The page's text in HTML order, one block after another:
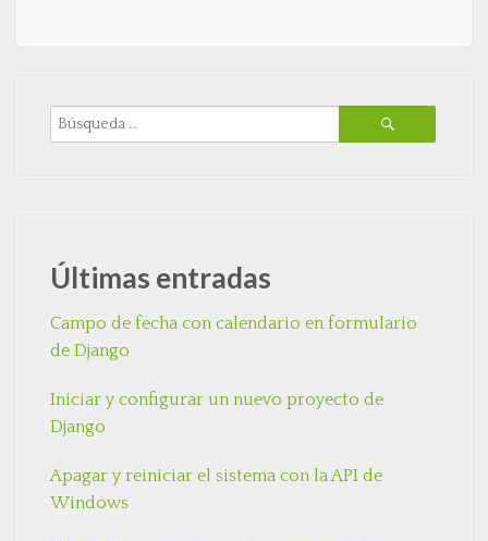
Últimas entradas
Campo de fecha con calendario en formulario
de Django
Iniciar y configurar un nuevo proyecto de
Django
Apagar y reiniciar el sistema con la API de
Windows